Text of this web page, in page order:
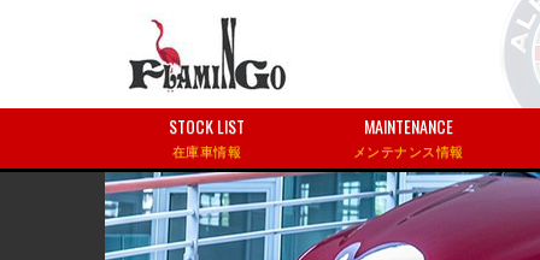
STOCK LIST
在庫車情報
MAINTENANCE
メンテナンス情報